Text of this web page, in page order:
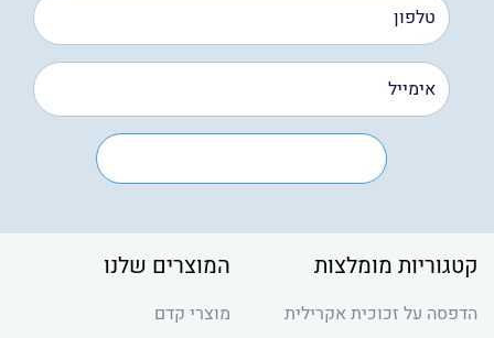
קטגוריות מומלצות
הדפסה על זכוכית אקרילית
המוצרים שלנו
מוצרי קדם